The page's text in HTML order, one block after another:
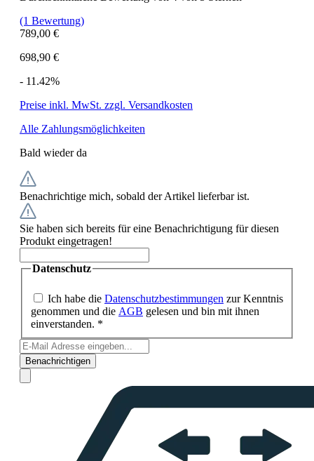
(1 Bewertung)
789,00 €
698,90 €
- 11.42%
Preise inkl. MwSt. zzgl. Versandkosten
Alle Zahlungsmöglichkeiten
Bald wieder da
Benachrichtige mich, sobald der Artikel lieferbar ist.
Sie haben sich bereits für eine Benachrichtigung für diesen
Produkt eingetragen!
Datenschutz
Ich habe die Datenschutzbestimmungen zur Kenntnis
genommen und die AGB gelesen und bin mit ihnen
einverstanden. *
Benachrichtigen